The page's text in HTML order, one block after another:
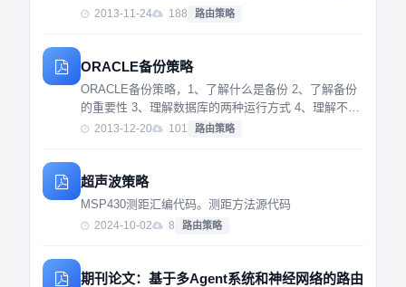
甚至长时间处于中断状态的一类网络。针对DTN具有的
2013-11-24 188 路由策略
ORACLE备份策略
ORACLE备份策略，1、了解什么是备份 2、了解备份
的重要性 3、理解数据库的两种运行方式 4、理解不同
的备份方式及其区别 5、了解正确的备份策略及其好处
2013-12-20 101 路由策略
超声波策略
MSP430测距汇编代码。测距方法源代码
2024-10-02 8 路由策略
期刊论文：基于多Agent系统和神经网络的路由